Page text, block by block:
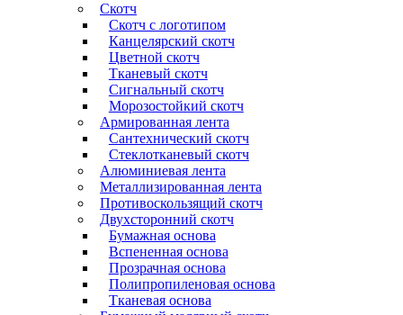
Скотч
Скотч с логотипом
Канцелярский скотч
Цветной скотч
Тканевый скотч
Сигнальный скотч
Морозостойкий скотч
Армированная лента
Сантехнический скотч
Стеклотканевый скотч
Алюминиевая лента
Металлизированная лента
Противоскользящий скотч
Двухсторонний скотч
Бумажная основа
Вспененная основа
Прозрачная основа
Полипропиленовая основа
Тканевая основа